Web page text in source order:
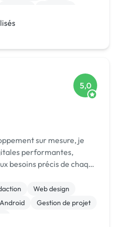
5,0
sur mesure, je
performantes,
besoins précis de chaque
Web design
Android
Gestion de projet